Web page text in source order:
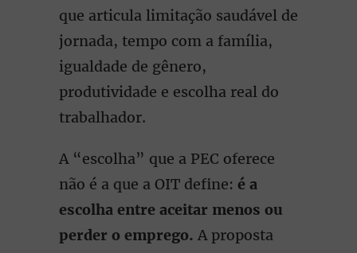
que articula limitação saudável de
jornada, tempo com a família,
igualdade de gênero,
produtividade e escolha real do
trabalhador.
A “escolha” que a PEC oferece
não é a que a OIT define: é a
escolha entre aceitar menos ou
perder o emprego. A proposta